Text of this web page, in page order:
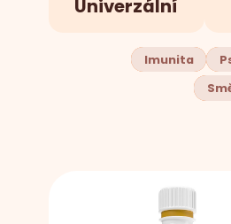
Univerzální
Imunita